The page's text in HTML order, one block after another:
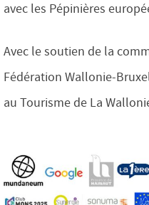
avec les Pépinières
Avec le soutien de la
Fédération Wallonie-
au Tourisme de La